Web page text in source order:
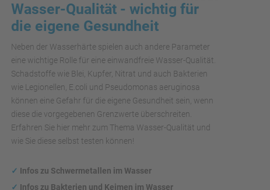
Wasser-Qualität - wichtig für
die eigene Gesundheit
Neben der Wasserhärte spielen auch andere Parameter
eine wichtige Rolle für eine einwandfreie Wasser-Qualität.
Schadstoffe wie Blei, Kupfer, Nitrat und auch Bakterien
wie Legionellen, E.coli und Pseudomonas aeruginosa
können eine Gefahr für die eigene Gesundheit sein, wenn
diese die vorgegebenen Grenzwerte überschreiten.
Erfahren Sie hier mehr zum Thema Wasser-Qualität und
wie Sie diese selbst testen können!
✓ Infos zu Schwermetallen im Wasser
✓ Infos zu Bakterien und Keimen im Wasser